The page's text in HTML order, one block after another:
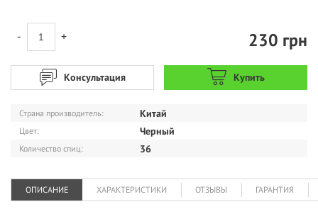
Страна производитель: Китай
Цвет: Черный
Количество спиц: 36
- + 230 грн
Консультация Купить
ОПИСАНИЕ ХАРАКТЕРИСТИКИ ОТЗЫВЫ ГАРАНТИЯ